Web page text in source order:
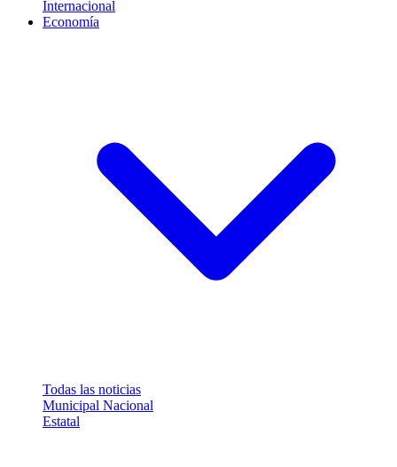
Internacional
Economía
Todas las noticias
Municipal Nacional
Estatal